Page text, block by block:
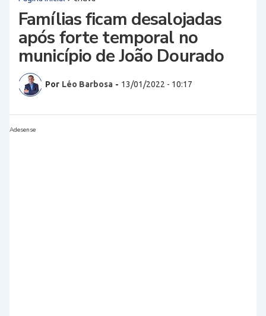
Famílias ficam desalojadas
após forte temporal no
município de João Dourado
Por Léo Barbosa - 13/01/2022 - 10:17
Adesense